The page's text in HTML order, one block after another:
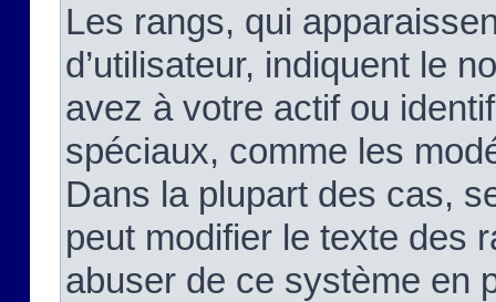
Les rangs, qui
d’utilisateur, indiquent le
avez à votre actif ou
spéciaux, comme les
Dans la plupart des cas,
peut modifier le texte des
abuser de ce système en